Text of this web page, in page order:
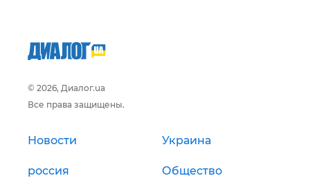
© 2026, Диалог.ua
Все права защищены.
Новости Украина
россия Общество